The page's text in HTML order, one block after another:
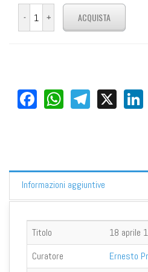
Facebook
WhatsApp
X
Informazioni aggiuntive
Titolo
18 aprile
Curatore
Ernesto